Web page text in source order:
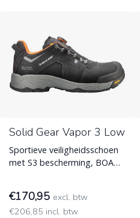
Solid Gear Vapor 3 Low
Sportieve veiligheidsschoen
met S3 bescherming, BOA®
(Electro Static Discharge)
€170,95 excl. btw
€206,85 incl. btw